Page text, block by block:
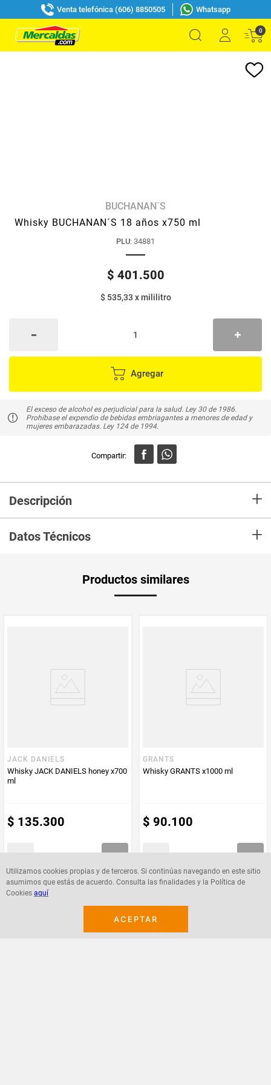
Venta telefónica (606) 8850505 Whatsapp
0
Utilizamos cookies propias y de terceros. Si continúas navegando en este sitio
asumimos que estás de acuerdo. Consulta las finalidades y la Política de
Cookies aquí
ACEPTAR
BUCHANAN´S
Whisky BUCHANAN´S 18 años x750 ml
PLU: 34881
$ 401.500
$ 535,33 xmililitro
Agregar
El exceso de alcohol es perjudicial para la salud. Ley 30 de 1986.
Prohíbase el expendio de bebidas embriagantes a menores de edad y
mujeres embarazadas. Ley 124 de 1994.
Descripción +
un sabor suave y afrutado, con notas de naranja y chocolate, que permite
servirlo en las rocas o con soda, acompañado de una rodaja de naranja
Datos Técnicos +
Producto (kg)
Productos similares
JACK DANIELS
Whisky JACK DANIELS honey x700
ml
$ 135.300
GRANTS
Whisky GRANTS x1000 ml
$ 90.100